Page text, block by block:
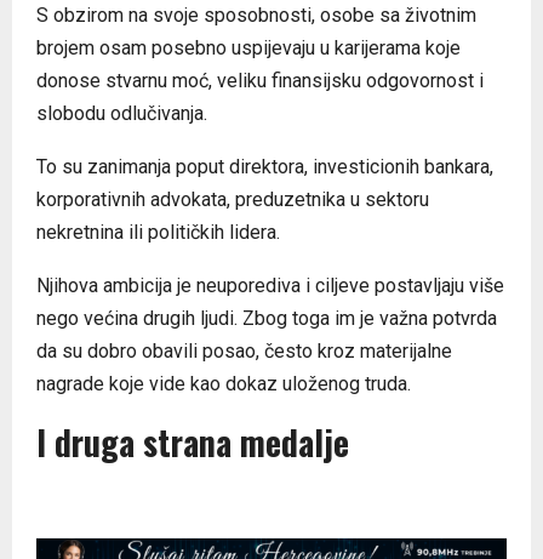
S obzirom na svoje sposobnosti, osobe sa životnim
brojem osam posebno uspijevaju u karijerama koje
donose stvarnu moć, veliku finansijsku odgovornost i
slobodu odlučivanja.
To su zanimanja poput direktora, investicionih bankara,
korporativnih advokata, preduzetnika u sektoru
nekretnina ili političkih lidera.
Njihova ambicija je neuporediva i ciljeve postavljaju više
nego većina drugih ljudi. Zbog toga im je važna potvrda
da su dobro obavili posao, često kroz materijalne
nagrade koje vide kao dokaz uloženog truda.
I druga strana medalje